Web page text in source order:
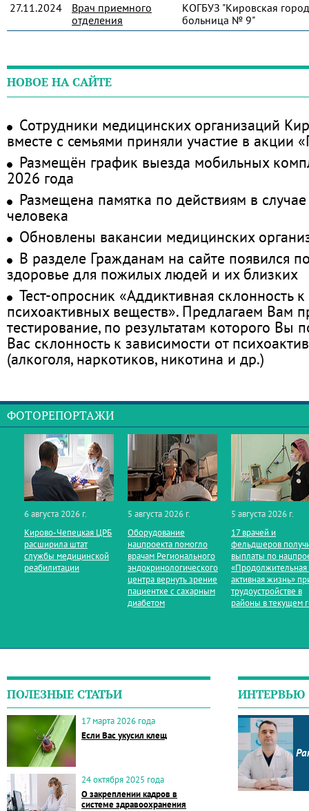
27.11.2024
Врач приемного
отделения
КОГБУЗ "Кировская
больница № 9"
НОВОЕ НА САЙТЕ
Сотрудники медицинских организаций
вместе с семьями приняли участие в акции
Размещён график выезда мобильных
2026 года
Размещена памятка по действиям в
человека
Обновлены вакансии медицинских
В разделе Гражданам на сайте появился
здоровье для пожилых людей и их близких
Тест-опросник «Аддиктивная склонность
психоактивных веществ». Предлагаем Вам
тестирование, по результатам которого Вы
Вас склонность к зависимости от
(алкоголя, наркотиков, никотина и др.)
ФОТОРЕПОРТАЖИ
6 августа 2026 г.
Кирово‑Чепецкая ЦРБ
расширила штат
службы медицинской
реабилитации
5 августа 2026 г.
Оборудование
нацпроекта помогло
врачам Регионального
эндокринологического
центра вернуть зрение
пациентке с сахарным
диабетом
5 августа 2026 г.
17 врачей и
фельдшеров
выплаты по
«Продолжительная
активная жизнь»
трудоустройстве в
районы в текущем
ПОЛЕЗНЫЕ СТАТЬИ
17 марта 2026 года
Если Вас укусил клещ
24 октября 2025 года
О закреплении кадров в
системе здравоохранения
ИНТЕРВЬЮ